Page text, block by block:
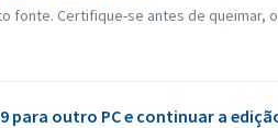
Certifique-se antes de queimar,
outro PC e continuar a